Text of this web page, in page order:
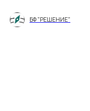
БФ "РЕШЕНИЕ"